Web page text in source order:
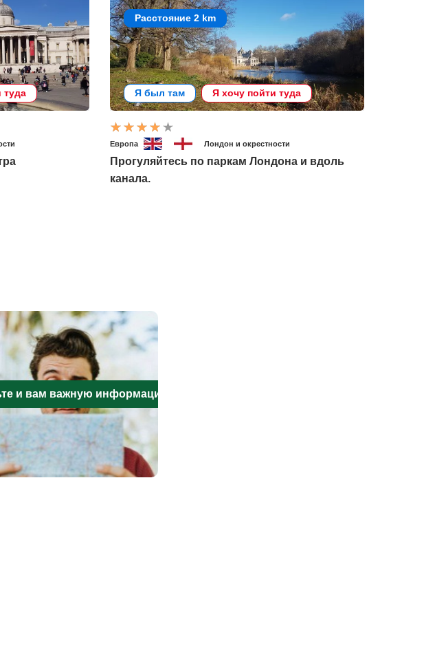
туда
Расстояние 2 km
Я был там Я хочу пойти туда
Европа Лондон и окрестности
Прогуляйтесь по паркам Лондона и вдоль
канала.
и вам важную информацию